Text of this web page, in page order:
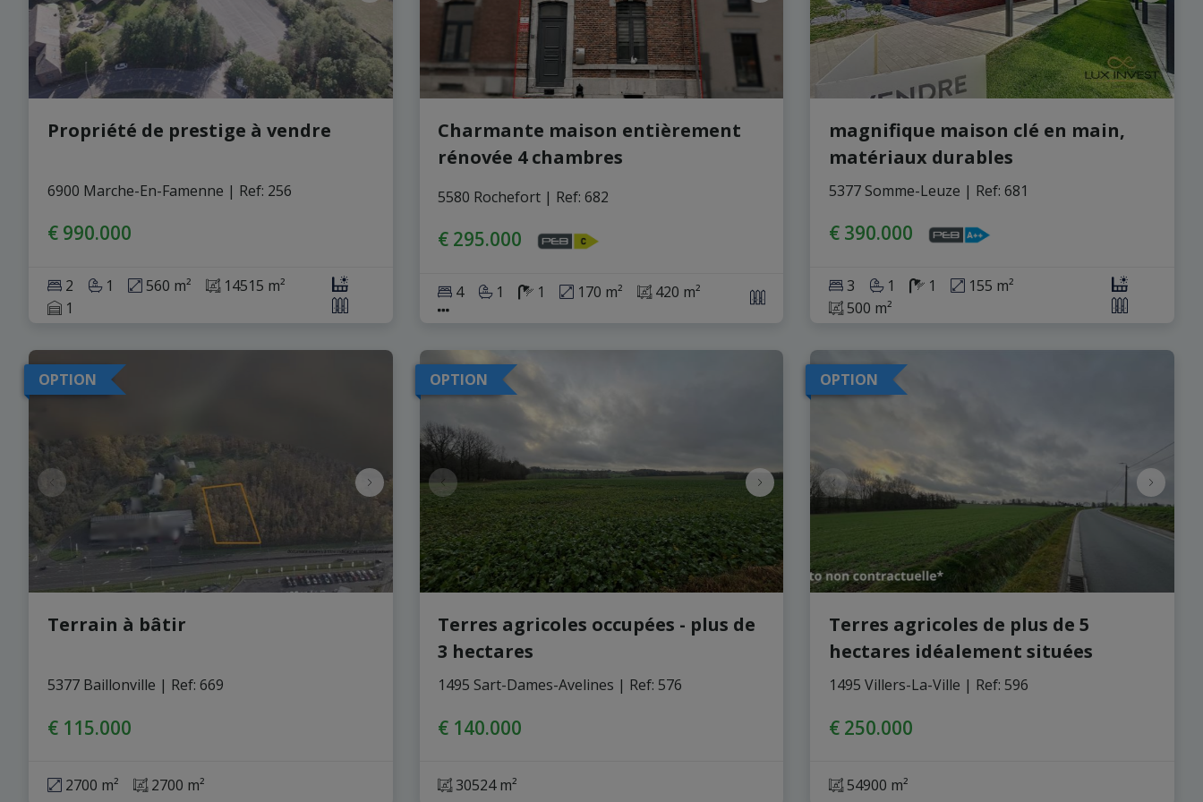
Propriété de prestige à vendre
6900 Marche-En-Famenne | Ref: 256
€ 990.000
2 1 560 m²
14515 m²
1
Charmante maison entièrement
rénovée 4 chambres
5580 Rochefort | Ref: 682
€ 295.000
4 1 1 170 m² 420 m²
magnifique maison clé en main,
matériaux durables
5377 Somme-Leuze | Ref: 681
€ 390.000
3 1 1
155 m²
500 m²
OPTION
Terrain à bâtir
5377 Baillonville | Ref: 669
€ 115.000
2700 m² 2700 m²
OPTION
Terres agricoles occupées - plus de
3 hectares
1495 Sart-Dames-Avelines | Ref: 576
€ 140.000
30524 m²
OPTION
Terres agricoles de plus de 5
hectares idéalement situées
1495 Villers-La-Ville | Ref: 596
€ 250.000
54900 m²